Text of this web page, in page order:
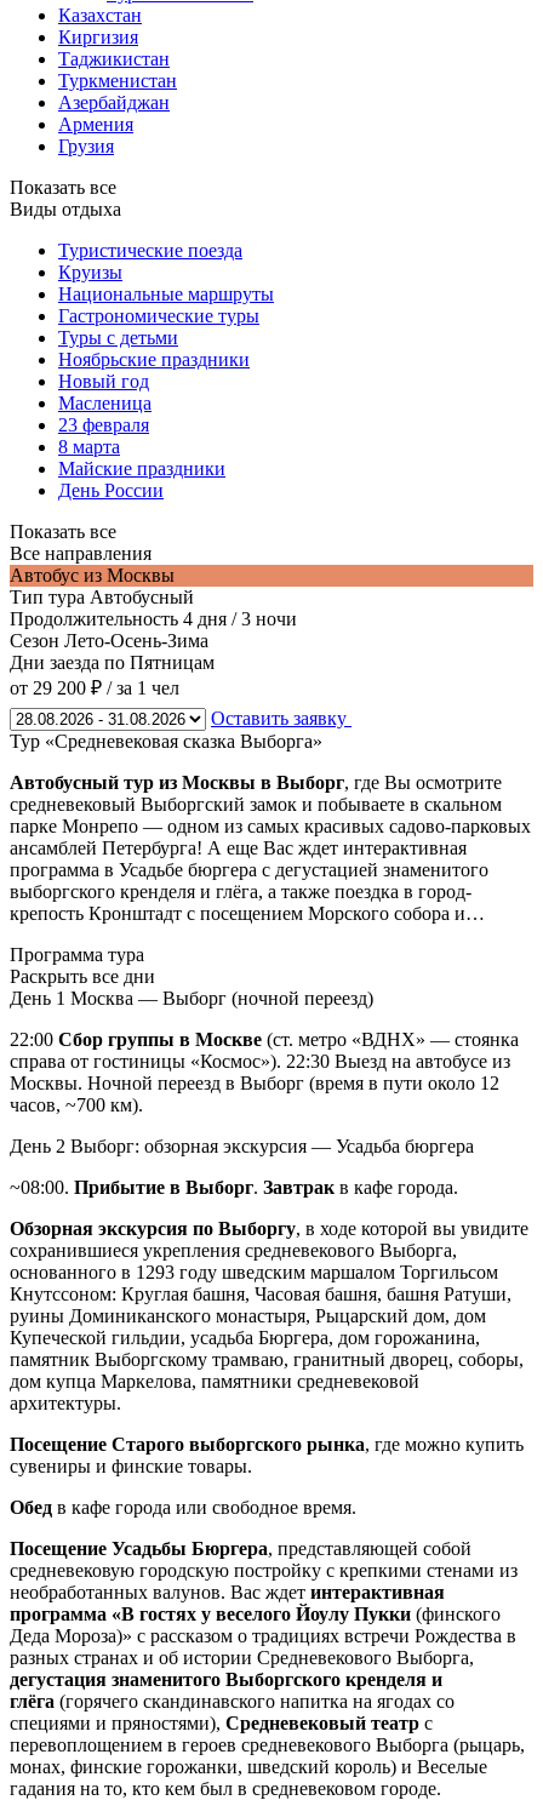
Казахстан
Киргизия
Таджикистан
Туркменистан
Азербайджан
Армения
Грузия
Показать все
Виды отдыха
Туристические поезда
Круизы
Национальные маршруты
Гастрономические туры
Туры с детьми
Ноябрьские праздники
Новый год
Масленица
23 февраля
8 марта
Майские праздники
День России
Показать все
Все направления
Автобус из Москвы
Тип тура Автобусный
Продолжительность 4 дня / 3 ночи
Сезон Лето-Осень-Зима
Дни заезда по Пятницам
от 29 200 ₽ / за 1 чел
Оставить заявку
Тур «Средневековая сказка Выборга»
Автобусный тур из Москвы в Выборг, где Вы осмотрите
средневековый Выборгский замок и побываете в скальном
парке Монрепо — одном из самых красивых садово-парковых
ансамблей Петербурга! А еще Вас ждет интерактивная
программа в Усадьбе бюргера с дегустацией знаменитого
выборгского кренделя и глёга, а также поездка в город-
крепость Кронштадт с посещением Морского собора и…
Программа тура
Раскрыть все дни
День 1 Москва — Выборг (ночной переезд)
22:00 Сбор группы в Москве (ст. метро «ВДНХ» — стоянка
справа от гостиницы «Космос»). 22:30 Выезд на автобусе из
Москвы. Ночной переезд в Выборг (время в пути около 12
часов, ~700 км).
День 2 Выборг: обзорная экскурсия — Усадьба бюргера
~08:00. Прибытие в Выборг. Завтрак в кафе города.
Обзорная экскурсия по Выборгу, в ходе которой вы увидите
сохранившиеся укрепления средневекового Выборга,
основанного в 1293 году шведским маршалом Торгильсом
Кнутссоном: Круглая башня, Часовая башня, башня Ратуши,
руины Доминиканского монастыря, Рыцарский дом, дом
Купеческой гильдии, усадьба Бюргера, дом горожанина,
памятник Выборгскому трамваю, гранитный дворец, соборы,
дом купца Маркелова, памятники средневековой
архитектуры.
Посещение Старого выборгского рынка, где можно купить
сувениры и финские товары.
Обед в кафе города или свободное время.
Посещение Усадьбы Бюргера, представляющей собой
средневековую городскую постройку с крепкими стенами из
необработанных валунов. Вас ждет интерактивная
программа «В гостях у веселого Йоулу Пукки (финского
Деда Мороза)» с рассказом о традициях встречи Рождества в
разных странах и об истории Средневекового Выборга,
дегустация знаменитого Выборгского кренделя и
глёга (горячего скандинавского напитка на ягодах со
специями и пряностями), Средневековый театр с
перевоплощением в героев средневекового Выборга (рыцарь,
монах, финские горожанки, шведский король) и Веселые
гадания на то, кто кем был в средневековом городе.